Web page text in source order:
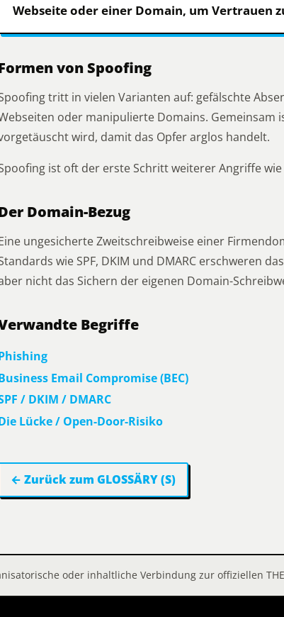
Webseite oder einer Domain, um Vertrauen
von Spoofing
tritt in vielen Varianten auf: gefälschte
oder manipulierte Domains. Gemeinsam
wird, damit das Opfer arglos handelt.
ist oft der erste Schritt weiterer Angriffe
Domain-Bezug
ungesicherte Zweitschreibweise einer
wie SPF, DKIM und DMARC erschweren
nicht das Sichern der eigenen Domain-
Begriffe
Email Compromise (BEC)
/ DKIM / DMARC
Lücke / Open-Door-Risiko
← Zurück zum GLOSSÄRY (S)
oder inhaltliche Verbindung zur offiziellen